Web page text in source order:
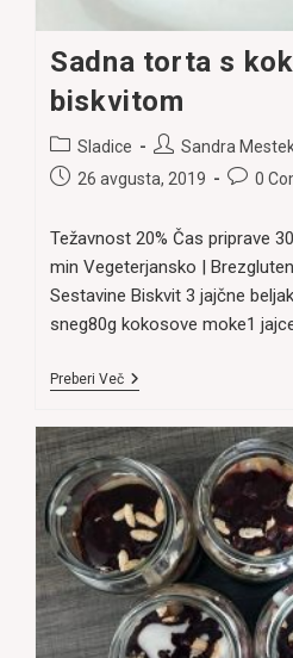
Sadna torta s
biskvitom
Post
category:
Sladice
Post
author:
Sandra
Post26 avgusta, 2019
Post0
Težavnost 20% Čas priprave
min Vegeterjansko |
Sestavine Biskvit 3 jajčne
sneg80g kokosove moke1
Preberi VečSadna
Kokosovim
Biskvitom